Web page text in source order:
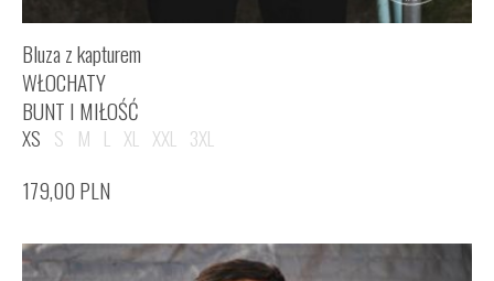
Bluza z kapturem
WŁOCHATY
BUNT I MIŁOŚĆ
XS S M L XL XXL 3XL
179,00 PLN